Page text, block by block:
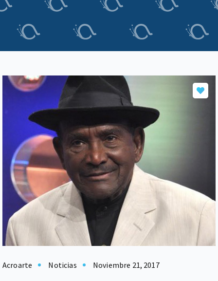
Acroarte Noticias Noviembre 21, 2017